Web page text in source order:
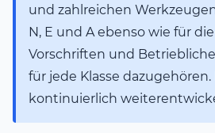
und zahlreichen
N, E und A ebenso wie für
Vorschriften und
für jede Klasse
kontinuierlich